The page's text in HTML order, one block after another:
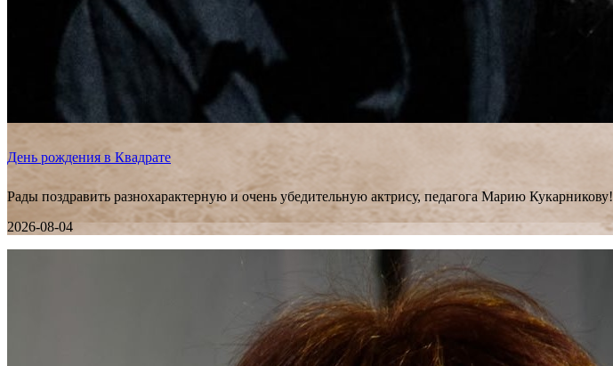
День рождения в Квадрате
Рады поздравить разнохарактерную и очень убедительную актрису, педагога Марию Кукарникову!
2026-08-04